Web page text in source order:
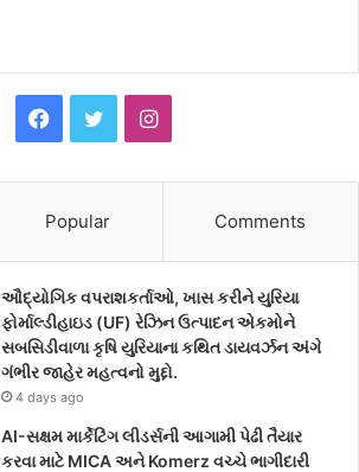
c
e
b
o
o
k
i
t
t
e
I
t
a
g
a
Popular Comments
ઔદ્યોગિક વપરાશકર્તાઓ, ખાસ કરીને યુરિયા
ફોર્માલ્ડીહાઇડ (UF) રેઝિન ઉત્પાદન એકમોને
સબસિડીવાળા કૃષિ યુરિયાના કથિત ડાયવર્ઝન અંગે
ગંભીર જાહેર મહત્વનો મુદ્દો.
4 days ago
AI-સક્ષમ માર્કેટિંગ લીડર્સની આગામી પેઢી તૈયાર
કરવા માટે MICA અને Komerz વચ્ચે ભાગીદારી